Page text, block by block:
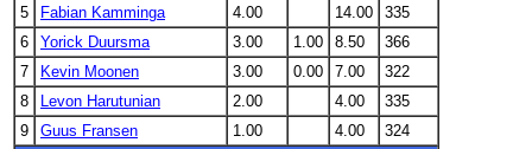
5
Fabian Kamminga 4.00 14.00
335
6
Yorick Duursma 3.00 1.00 8.50
366
7
Kevin Moonen 3.00 0.00 7.00
322
8
Levon Harutunian 2.00 4.00
335
9
Guus Fransen 1.00 4.00
324